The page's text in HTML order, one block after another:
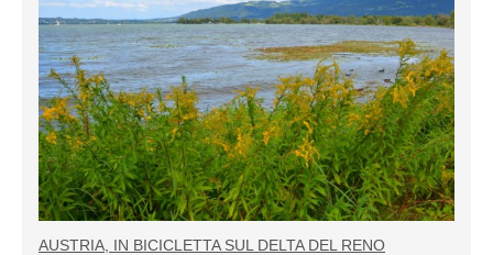
AUSTRIA, IN BICICLETTA SUL DELTA DEL RENO